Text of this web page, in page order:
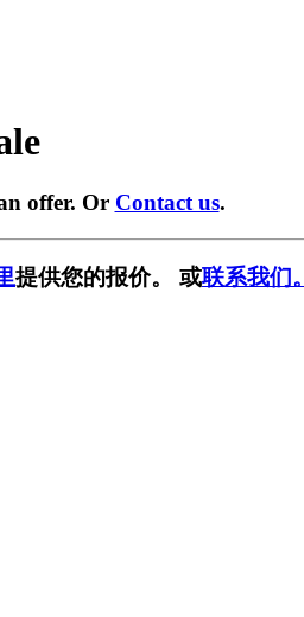
offer. Or Contact us.
提供您的报价。 或联系我们。